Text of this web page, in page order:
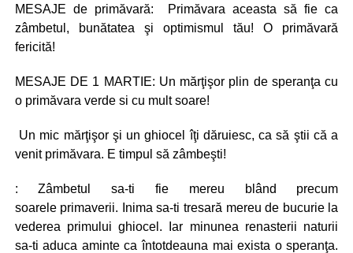
MESAJE de primăvară: Primăvara aceasta să fie ca
zâmbetul, bunătatea şi optimismul tău! O primăvară
fericită!
MESAJE DE 1 MARTIE: Un mărţişor plin de speranţa cu
o primăvara verde si cu mult soare!
Un mic mărţişor şi un ghiocel îţi dăruiesc, ca să ştii că a
venit primăvara. E timpul să zâmbeşti!
: Zâmbetul sa-ti fie mereu blând precum
soarele primaverii. Inima sa-ti tresară mereu de bucurie la
vederea primului ghiocel. Iar minunea renasterii naturii
sa-ti aduca aminte ca întotdeauna mai exista o speranţa.